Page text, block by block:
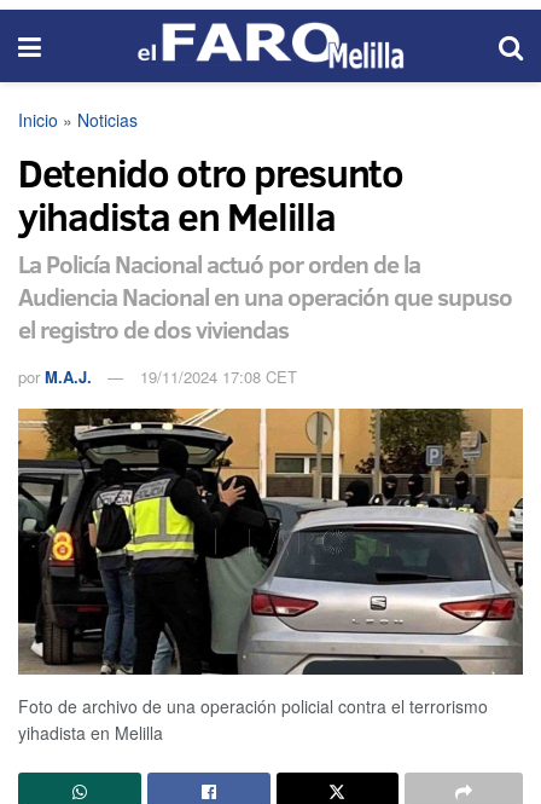
Inicio » Noticias
Detenido otro presunto
yihadista en Melilla
La Policía Nacional actuó por orden de la
Audiencia Nacional en una operación que supuso
el registro de dos viviendas
por M.A.J. 19/11/2024 17:08 CET
Foto de archivo de una operación policial contra el terrorismo
yihadista en Melilla